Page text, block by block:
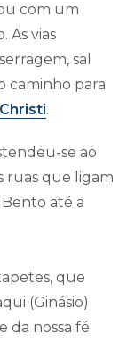
com um
As vias
sal
caminho para
.
se ao
ruas que ligam
Bento até a
que
(Ginásio)
da nossa fé